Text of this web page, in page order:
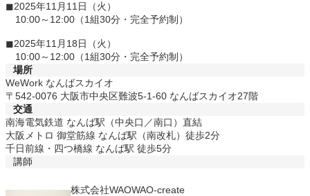
◼︎2025年11月11日（火）
10:00～12:00（1組30分・完全予約制）
◼︎2025年11月18日（火）
10:00～12:00（1組30分・完全予約制）
場所
WeWork なんばスカイオ
〒542-0076 大阪市中央区難波5-1-60 なんばスカイオ27階
交通
南海電気鉄道 なんば駅（中央口／南口）直結
大阪メトロ 御堂筋線 なんば駅（南改札）徒歩2分
千日前線・四つ橋線 なんば駅 徒歩5分
講師
株式会社WAOWAO-create